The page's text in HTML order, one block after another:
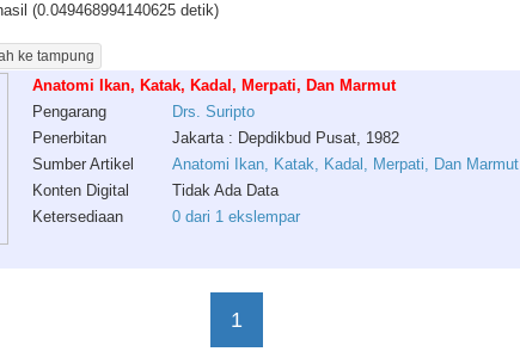
(0.049468994140625 detik)
Anatomi Ikan, Katak, Kadal, Merpati, Dan Marmut
Pengarang
Drs. Suripto
Penerbitan
Jakarta : Depdikbud Pusat, 1982
Sumber Artikel
Anatomi Ikan, Katak, Kadal, Merpati, Dan Marmut
Konten Digital
Tidak Ada Data
Ketersediaan
0 dari 1 ekslempar
1